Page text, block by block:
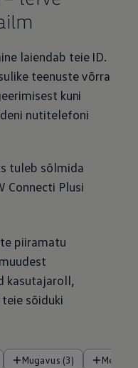
laiendab teie ID.
teenuste võrra
kuni
nutitelefoni
tuleb sõlmida
Connecti Plusi
piiramatu
kasutajaroll,
sõiduki
Mugavus (3)